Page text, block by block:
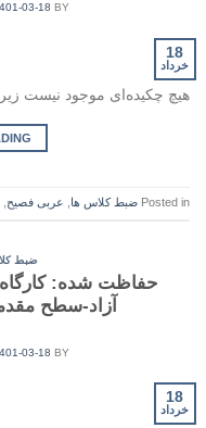
03-18 BY
18
خرداد
هیچ چکیده‌ای موجود نیست
Posted in ضبط کلاس ها عربی فصیح
ضبط
حفاظت شده:
آزاد-سطح مقدماتی-
03-18 BY
18
خرداد